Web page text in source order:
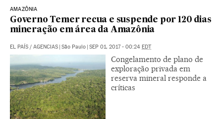
AMAZÔNIA
Governo Temer recua e suspende por 120 dias
mineração em área da Amazônia
EL PAÍS / AGENCIAS | São Paulo | SEP 01, 2017 - 00:24 EDT
Congelamento de plano de
exploração privada em
reserva mineral responde a
críticas